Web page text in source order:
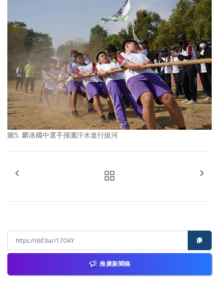
圖5. 麟洛國中選手揮灑汗水進行拔河
推廣新聞稿